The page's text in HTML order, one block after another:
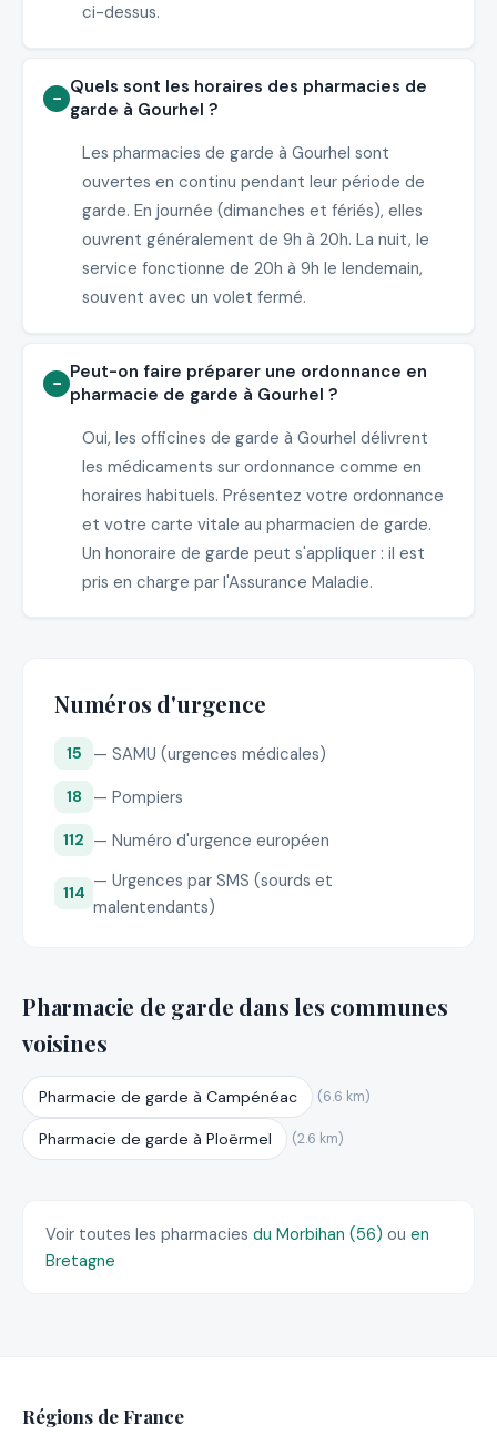
ci-dessus.
Quels sont les horaires des pharmacies de
garde à Gourhel ?
Les pharmacies de garde à Gourhel sont
ouvertes en continu pendant leur période de
garde. En journée (dimanches et fériés), elles
ouvrent généralement de 9h à 20h. La nuit, le
service fonctionne de 20h à 9h le lendemain,
souvent avec un volet fermé.
Peut-on faire préparer une ordonnance en
pharmacie de garde à Gourhel ?
Oui, les officines de garde à Gourhel délivrent
les médicaments sur ordonnance comme en
horaires habituels. Présentez votre ordonnance
et votre carte vitale au pharmacien de garde.
Un honoraire de garde peut s'appliquer : il est
pris en charge par l'Assurance Maladie.
Numéros d'urgence
15 — SAMU (urgences médicales)
18 — Pompiers
112 — Numéro d'urgence européen
114
— Urgences par SMS (sourds et
malentendants)
Pharmacie de garde dans les communes
voisines
Pharmacie de garde à Campénéac (6.6 km)
Pharmacie de garde à Ploërmel (2.6 km)
Voir toutes les pharmacies du Morbihan (56) ou en
Bretagne
Régions de France